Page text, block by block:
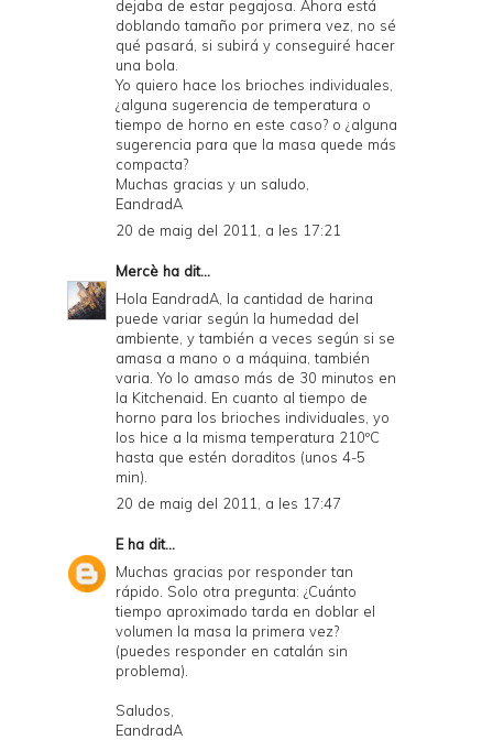
dejaba de estar pegajosa. Ahora está
doblando tamaño por primera vez, no sé
qué pasará, si subirá y conseguiré hacer
una bola.
Yo quiero hace los brioches individuales,
¿alguna sugerencia de temperatura o
tiempo de horno en este caso? o ¿alguna
sugerencia para que la masa quede más
compacta?
Muchas gracias y un saludo,
EandradA
20 de maig del 2011, a les 17:21
Mercè ha dit...
Hola EandradA, la cantidad de harina
puede variar según la humedad del
ambiente, y también a veces según si se
amasa a mano o a máquina, también
varia. Yo lo amaso más de 30 minutos en
la Kitchenaid. En cuanto al tiempo de
horno para los brioches individuales, yo
los hice a la misma temperatura 210ºC
hasta que estén doraditos (unos 4-5
min).
20 de maig del 2011, a les 17:47
Eha dit...
Muchas gracias por responder tan
rápido. Solo otra pregunta: ¿Cuánto
tiempo aproximado tarda en doblar el
volumen la masa la primera vez?
(puedes responder en catalán sin
problema).
Saludos,
EandradA